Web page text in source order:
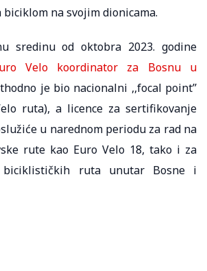
na svojim dionicama.
sredinu od oktobra 2023. godine
Velo koordinator za Bosnu u
je bio nacionalni ,,focal point’’
ruta), a licence za sertifikovanje
u narednom periodu za rad na
rute kao Euro Velo 18, tako i za
biciklističkih ruta unutar Bosne i